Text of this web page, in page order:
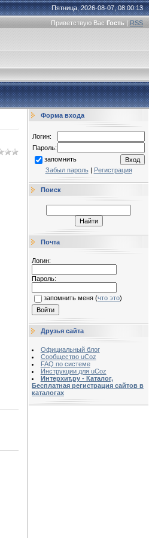
Пятница, 2026-08-07, 08:00:13
Приветствую Вас Гость | RSS
Форма входа
Логин:
Пароль:
запомнить
Забыл пароль| Регистрация
Поиск
Почта
Логин:
Пароль:
запомнить меня (что это)
Друзья сайта
Официальный блог
Сообщество uCoz
FAQ по системе
Инструкции для uCoz
Интерхит.ру - Каталог,
Бесплатная регистрация сайтов в
каталогах